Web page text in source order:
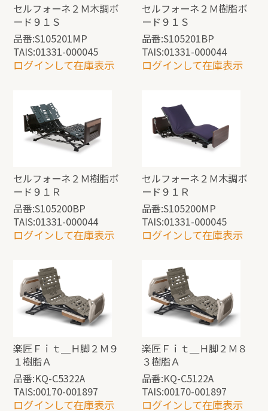
セルフォーネ２Ｍ木調ボ
ード９１Ｓ
品番:S105201MP
TAIS:01331-000045
ログインして在庫表示
セルフォーネ２Ｍ樹脂ボ
ード９１Ｓ
品番:S105201BP
TAIS:01331-000044
ログインして在庫表示
セルフォーネ２Ｍ樹脂ボ
ード９１Ｒ
品番:S105200BP
TAIS:01331-000044
ログインして在庫表示
セルフォーネ２Ｍ木調ボ
ード９１Ｒ
品番:S105200MP
TAIS:01331-000045
ログインして在庫表示
楽匠Ｆｉｔ＿Ｈ脚２Ｍ９
１樹脂Ａ
品番:KQ-C5322A
TAIS:00170-001897
ログインして在庫表示
楽匠Ｆｉｔ＿Ｈ脚２Ｍ８
３樹脂Ａ
品番:KQ-C5122A
TAIS:00170-001897
ログインして在庫表示